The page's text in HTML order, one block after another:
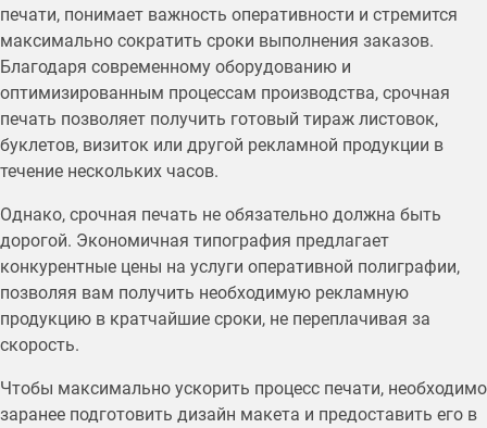
печати, понимает важность оперативности и стремится
максимально сократить сроки выполнения заказов.
Благодаря современному оборудованию и
оптимизированным процессам производства, срочная
печать позволяет получить готовый тираж листовок,
буклетов, визиток или другой рекламной продукции в
течение нескольких часов.
Однако, срочная печать не обязательно должна быть
дорогой. Экономичная типография предлагает
конкурентные цены на услуги оперативной полиграфии,
позволяя вам получить необходимую рекламную
продукцию в кратчайшие сроки, не переплачивая за
скорость.
Чтобы максимально ускорить процесс печати, необходимо
заранее подготовить дизайн макета и предоставить его в